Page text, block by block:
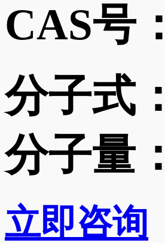
CAS号：
分子式：
分子量：
立即咨询